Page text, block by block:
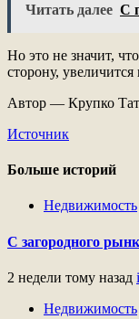
Читать далее С
Но это не значит,
сторону,
Автор — Крупко
Источник
Больше историй
Недвижимость
С загородного
2 недели тому назад
Недвижимость